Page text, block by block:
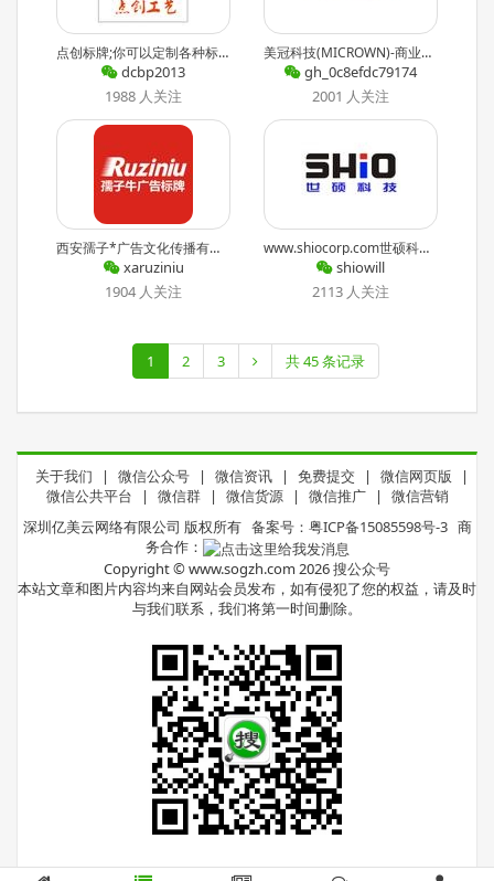
点创标牌;你可以定制各种标牌,铭牌;铝制高光,金属腐蚀雕刻,丝印,电铸标牌,三维软标,*体标;也可以享受售后服务. 最近文章：If I could tell you
dcbp2013
1988 人关注
美冠科技(MICROWN)-商业连锁数字信息传播解决方案专家,以商业显示设备为载体的网络多媒体信息发布系统的研发、生产、销售,针对影视、酒店餐饮、政府、教育、轨道通信、传媒、商场连锁等众多行业提供专业
gh_0c8efdc79174
2001 人关注
西安孺子*广告文化传播有限公司;设计制作、展览展示、标识导向、视频宣传片 最近文章：建筑行业几何宣传海报
xaruziniu
1904 人关注
www.shiocorp.com世硕科技是网络智能数屏显示卓越服务商!从方案设计、定制生产、安装调试、技术支持到后期多媒体内容设计制作等全过程服务,为广大客户提供一站式最满意的多媒体数字信息营销互动发
shiowill
2113 人关注
1 2 3 共 45 条记录
关于我们 | 微信公众号 | 微信资讯 | 免费提交 | 微信网页版
|
微信公共平台
| 微信群 | 微信货源 | 微信推广 |
微信营销
深圳亿美云网络有限公司 版权所有 备案号：粤ICP备15085598号-3商
务合作：
Copyright © www.sogzh.com 2026搜公众号
本站文章和图片内容均来自网站会员发布，如有侵犯了您的权益，请及时
与我们联系，我们将第一时间删除。